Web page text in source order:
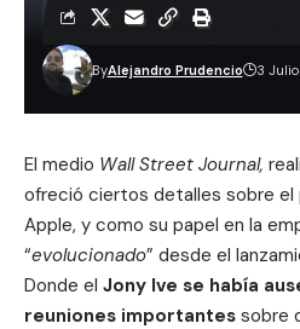
ByAlejandro Prudencio 3
El medio Wall Street Journal,
ofreció ciertos detalles sobre el
Apple, y como su papel en la
“evolucionado” desde el
Donde el Jony Ive se había
reuniones importantes sobre